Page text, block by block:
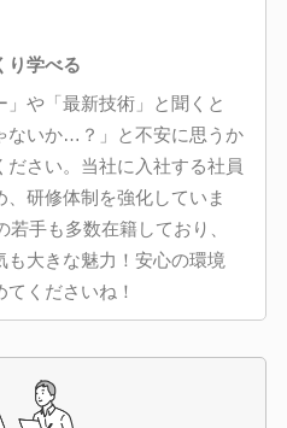
学べる
」や「最新技術」と聞くと
ないか…？」と不安に思うか
ださい。当社に入社する社員
研修体制を強化していま
手も多数在籍しており、
大きな魅力！安心の環境
くださいね！